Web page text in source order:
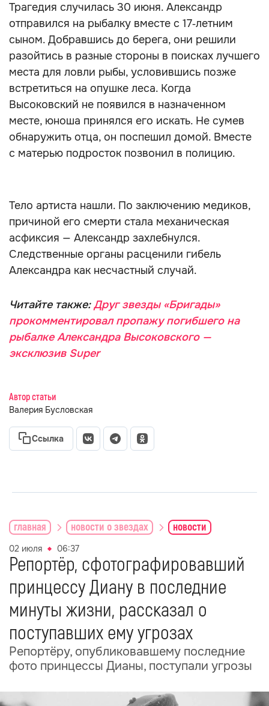
Трагедия случилась 30 июня. Александр
отправился на рыбалку вместе с 17‑летним
сыном. Добравшись до берега, они решили
разойтись в разные стороны в поисках лучшего
места для ловли рыбы, условившись позже
встретиться на опушке леса. Когда
Высоковский не появился в назначенном
месте, юноша принялся его искать. Не сумев
обнаружить отца, он поспешил домой. Вместе
с матерью подросток позвонил в полицию.
Тело артиста нашли. По заключению медиков,
причиной его смерти стала механическая
асфиксия — Александр захлебнулся.
Следственные органы расценили гибель
Александра как несчастный случай.
Читайте также:Друг звезды «Бригады»
прокомментировал пропажу погибшего на
рыбалке Александра Высоковского —
эксклюзив Super
Автор статьи
Валерия Бусловская
Ссылка
главная новости о звездах новости
02 июля 06:37
Репортёр, сфотографировавший
принцессу Диану в последние
минуты жизни, рассказал о
поступавших ему угрозах
Репортёру, опубликовавшему последние
фото принцессы Дианы, поступали угрозы